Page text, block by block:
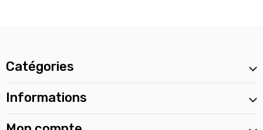
Catégories
Informations